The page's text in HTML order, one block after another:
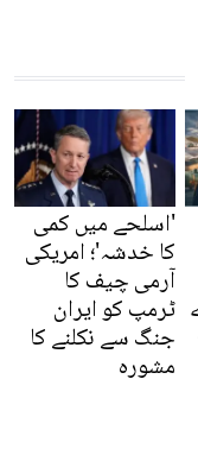
'اسلحے میں کمی
کا خدشہ'؛ امریکی
آرمی چیف کا
ٹرمپ کو ایران
جنگ سے نکلنے کا
مشورہ